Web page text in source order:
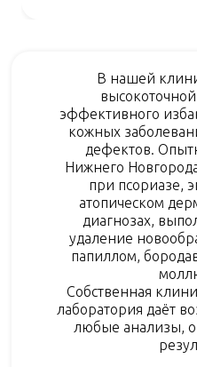
В нашей
эффективного
кожных
дефектов.
Нижнего
при псориазе,
атопическом
диагнозах,
удаление
папиллом,
Собственная
лаборатория даёт
любые анализы,